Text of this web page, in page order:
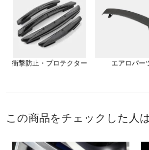
衝撃防止・プロテクター エアロパー
この商品をチェックした人